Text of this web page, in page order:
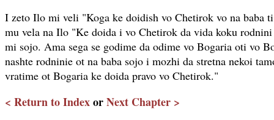
I zeto Ilo mi veli "Koga ke doidish vo Chetirok vo na baba
mu vela na Ilo "Ke doida i vo Chetirok da vida koku rodnini
mi sojo. Ama sega se godime da odime vo Bogaria oti vo
nashte rodninie ot na baba sojo i mozhi da stretna nekoi
vratime ot Bogaria ke doida pravo vo Chetirok."
< Return to IndexorNext Chapter >